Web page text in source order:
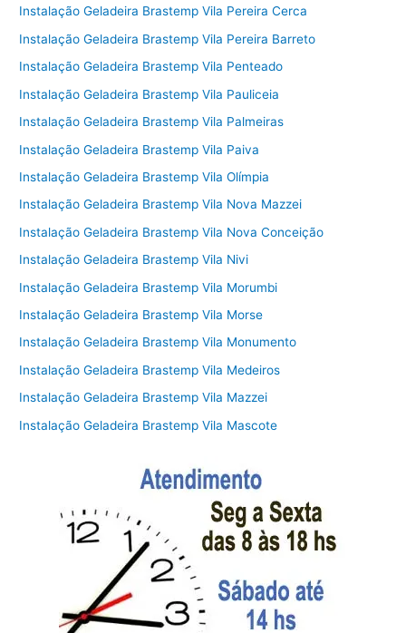
Instalação Geladeira Brastemp Vila Pereira Cerca
Instalação Geladeira Brastemp Vila Pereira Barreto
Instalação Geladeira Brastemp Vila Penteado
Instalação Geladeira Brastemp Vila Pauliceia
Instalação Geladeira Brastemp Vila Palmeiras
Instalação Geladeira Brastemp Vila Paiva
Instalação Geladeira Brastemp Vila Olímpia
Instalação Geladeira Brastemp Vila Nova Mazzei
Instalação Geladeira Brastemp Vila Nova Conceição
Instalação Geladeira Brastemp Vila Nivi
Instalação Geladeira Brastemp Vila Morumbi
Instalação Geladeira Brastemp Vila Morse
Instalação Geladeira Brastemp Vila Monumento
Instalação Geladeira Brastemp Vila Medeiros
Instalação Geladeira Brastemp Vila Mazzei
Instalação Geladeira Brastemp Vila Mascote